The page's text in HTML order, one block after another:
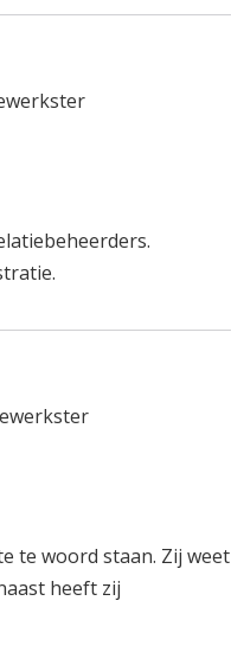
te woord staan. Zij weet
heeft zij